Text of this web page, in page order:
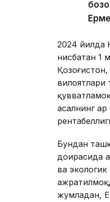
2024 йилда
нисбатан 1
вилоятлари
асалнинг
Бундан
доирасида
ва
жумладан,